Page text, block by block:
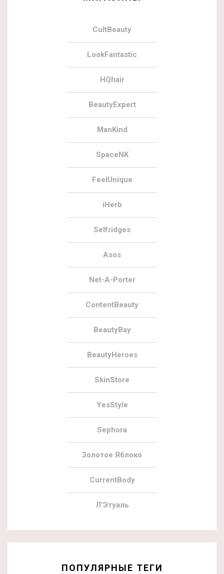
CultBeauty
LookFantastic
HQhair
BeautyExpert
ManKind
SpaceNK
FeelUnique
iHerb
Selfridges
Asos
Net-A-Porter
ContentBeauty
BeautyBay
BeautyHeroes
SkinStore
YesStyle
Sephora
Золотое Яблоко
CurrentBody
Л’Этуаль
ПОПУЛЯРНЫЕ ТЕГИ